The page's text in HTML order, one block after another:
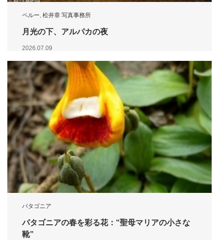
ペルー 松井章 写真事務所
月光の下、アルパカの夜
2026.07.09
パタゴニア
パタゴニアの春を彩る花：“聖母マリアの小さな
靴”